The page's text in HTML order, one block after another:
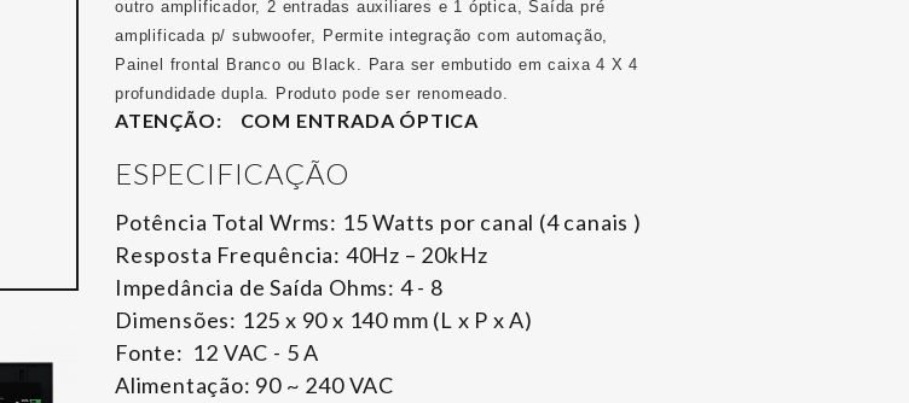
outro amplificador, 2 entradas auxiliares e 1 óptica, Saída pré
amplificada p/ subwoofer, Permite integração com automação,
Painel frontal Branco ou Black. Para ser embutido em caixa 4 X 4
profundidade dupla. Produto pode ser renomeado.
ATENÇÃO: COM ENTRADA ÓPTICA
ESPECIFICAÇÃO
Potência Total Wrms: 15 Watts por canal (4 canais )
Resposta Frequência: 40Hz – 20kHz
Impedância de Saída Ohms: 4 - 8
Dimensões: 125 x 90 x 140 mm (L x P x A)
Fonte: 12 VAC - 5 A
Alimentação: 90 ~ 240 VAC